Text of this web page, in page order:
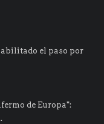
el paso por
de Europa":